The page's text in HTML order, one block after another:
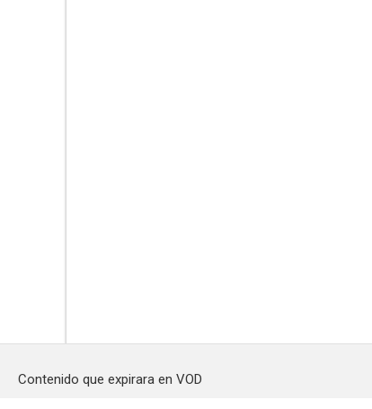
Contenido que expirara en VOD